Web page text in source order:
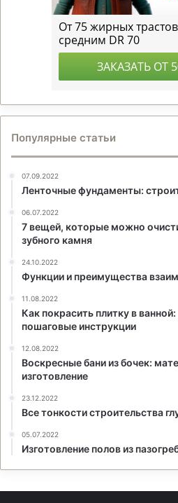
Популярные статьи
07.09.2022
Ленточные фундаменты:
06.07.2022
7 вещей, которые можно
зубного камня
24.10.2022
Функции и преимущества
11.08.2022
Как покрасить плитку в
пошаговые инструкции
12.08.2022
Воскресные бани из бочек:
изготовление
23.12.2022
Все тонкости строительства
05.07.2022
Изготовление полов из